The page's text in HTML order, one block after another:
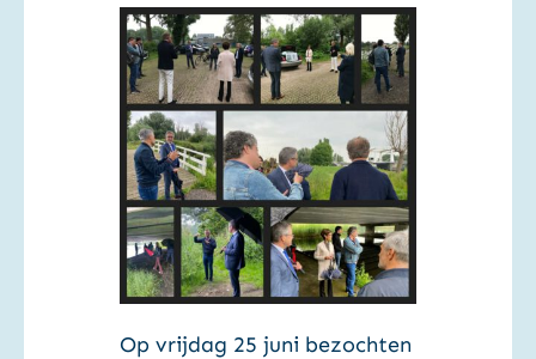
Op vrijdag 25 juni bezochten